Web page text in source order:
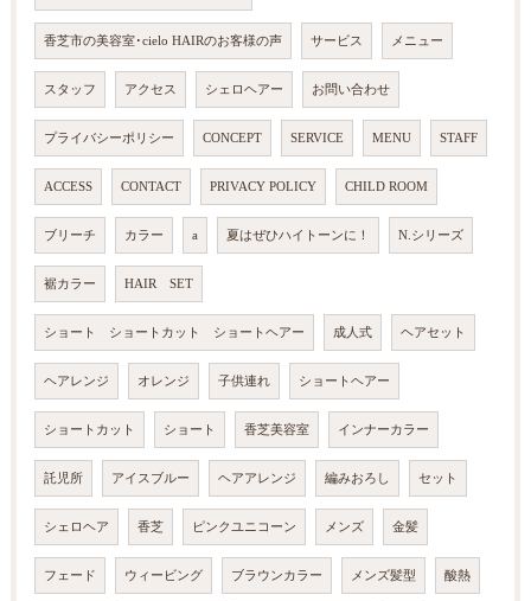
香芝市の美容室･cielo HAIRのお客様の声 サービス メニュー
スタッフ アクセス シェロヘアー お問い合わせ
プライバシーポリシー CONCEPT SERVICE MENU STAFF
ACCESS CONTACT PRIVACY POLICY CHILD ROOM
ブリーチ カラー a 夏はぜひハイトーンに！ N.シリーズ
裾カラー HAIR SET
ショート ショートカット ショートヘアー 成人式 ヘアセット
ヘアレンジ オレンジ 子供連れ ショートヘアー
ショートカット ショート 香芝美容室 インナーカラー
託児所 アイスブルー ヘアアレンジ 編みおろし セット
シェロヘア 香芝 ピンクユニコーン メンズ 金髪
フェード ウィービング ブラウンカラー メンズ髪型 酸熱